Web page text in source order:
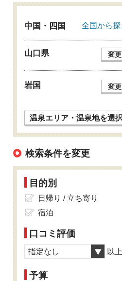
中国・四国 全国から探
山口県 変更
岩国 変更
温泉エリア・温泉地を選択
検索条件を変更
目的別
日帰り / 立ち寄り
宿泊
口コミ評価
指定なし 以上
予算